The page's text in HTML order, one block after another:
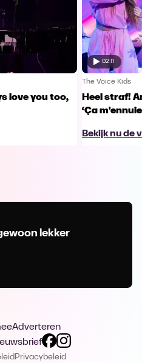
love you too,
02:11
The Voice Kids
Heel straf!
‘Ça
Bekijk nu de
lekker
Adverteren
Privacybeleid